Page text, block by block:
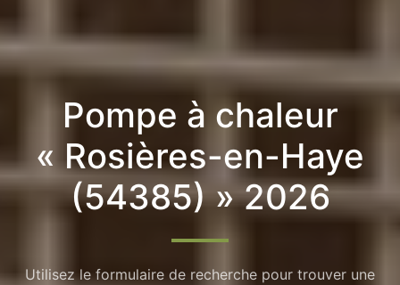
Pompe à chaleur
« Rosières-en-Haye
(54385) » 2026
Utilisez le formulaire de recherche pour trouver une